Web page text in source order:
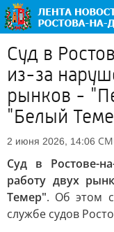
Суд в
из-за
рынков -
"Белый
2 июня 2026, 14:06
Суд в Ростове-
работу двух
Темер". Об этом
службе судов